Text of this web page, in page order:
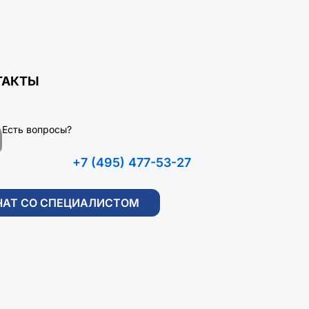
Есть вопросы?
+7 (495) 477-53-27
СО СПЕЦИАЛИСТОМ